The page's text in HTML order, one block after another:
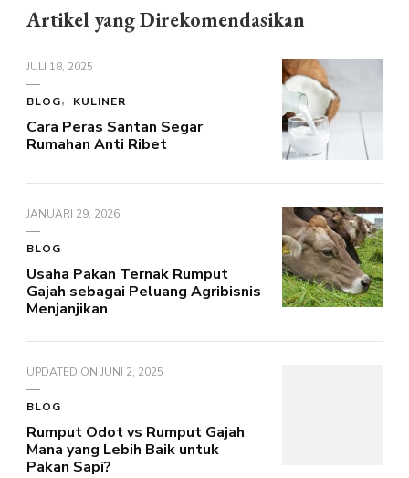
Artikel yang Direkomendasikan
JULI 18, 2025
BLOG KULINER
Cara Peras Santan Segar
Rumahan Anti Ribet
JANUARI 29, 2026
BLOG
Usaha Pakan Ternak Rumput
Gajah sebagai Peluang Agribisnis
Menjanjikan
UPDATED ON JUNI 2, 2025
BLOG
Rumput Odot vs Rumput Gajah
Mana yang Lebih Baik untuk
Pakan Sapi?